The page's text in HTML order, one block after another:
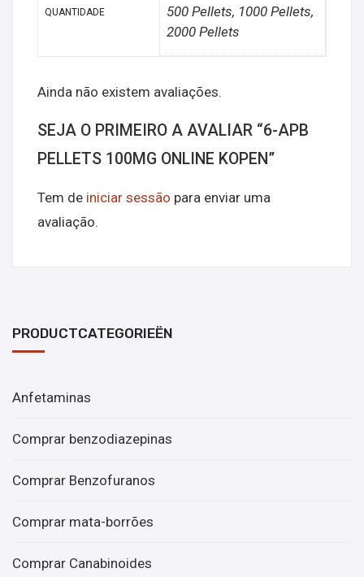
QUANTIDADE
500 Pellets, 1000 Pellets,
2000 Pellets
Ainda não existem avaliações.
SEJA O PRIMEIRO A AVALIAR “6-APB
PELLETS 100MG ONLINE KOPEN”
Tem de iniciar sessão para enviar uma
avaliação.
PRODUCTCATEGORIEËN
Anfetaminas
Comprar benzodiazepinas
Comprar Benzofuranos
Comprar mata-borrões
Comprar Canabinoides